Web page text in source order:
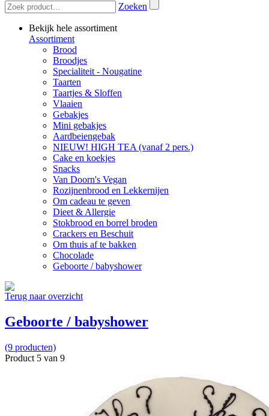
Zoeken
Bekijk hele assortiment
Assortiment
Brood
Broodjes
Specialiteit - Nougatine
Taarten
Taartjes & Sloffen
Vlaaien
Gebakjes
Mini gebakjes
Aardbeiengebak
NIEUW! HIGH TEA (vanaf 2 pers.)
Cake en koekjes
Snacks
Van Doorn's Vegan
Rozijnenbrood en Lekkernijen
Om cadeau te geven
Dieet & Allergie
Stokbrood en borrel broden
Crackers en Beschuit
Om thuis af te bakken
Chocolade
Geboorte / babyshower
Terug naar overzicht
Geboorte / babyshower
(9 producten)
Product 5 van 9